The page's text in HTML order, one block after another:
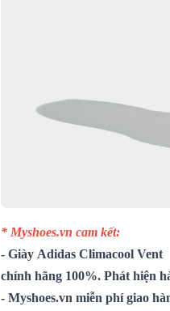
* Myshoes.vn cam kết:
- Giày Adidas Climacool Vent
chính hãng 100%. Phát hiện
- Myshoes.vn miễn phí giao